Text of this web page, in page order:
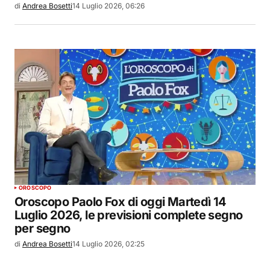
di Andrea Bosetti14 Luglio 2026, 06:26
OROSCOPO
Oroscopo Paolo Fox di oggi Martedì 14
Luglio 2026, le previsioni complete segno
per segno
di Andrea Bosetti14 Luglio 2026, 02:25